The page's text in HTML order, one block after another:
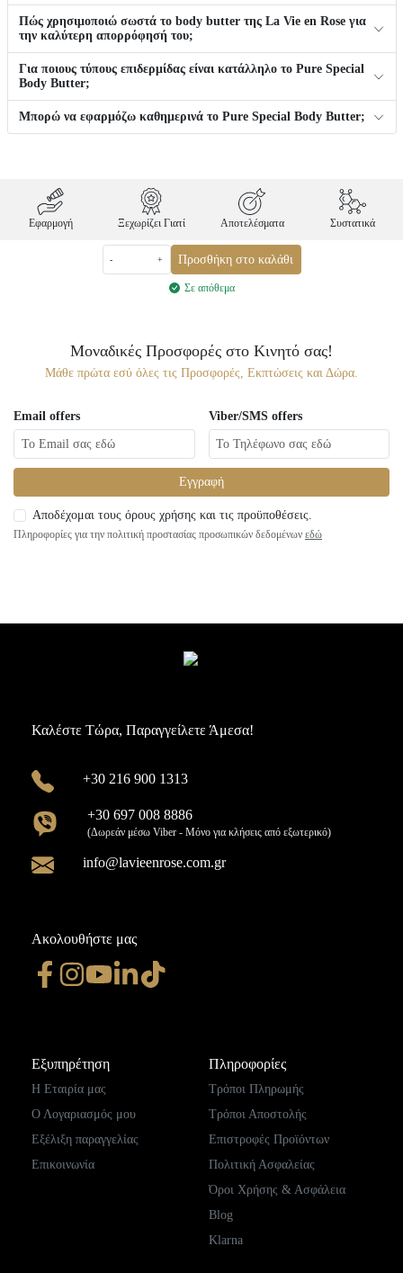
Πώς χρησιμοποιώ σωστά το body butter της La Vie en Rose για
την καλύτερη απορρόφησή του;
Για ποιους τύπους επιδερμίδας είναι κατάλληλο το Pure Special
Body Butter;
Μπορώ να εφαρμόζω καθημερινά το Pure Special Body Butter;
Εφαρμογή Ξεχωρίζει Γιατί Αποτελέσματα Συστατικά
- + Προσθήκη στο καλάθι
Σε απόθεμα
Μοναδικές Προσφορές στο Κινητό σας!
Μάθε πρώτα εσύ όλες τις Προσφορές, Εκπτώσεις και Δώρα.
Email offers Viber/SMS offers
Εγγραφή
Αποδέχομαι τους όρους χρήσης και τις προϋποθέσεις.
Πληροφορίες για την πολιτική προστασίας προσωπικών δεδομένων εδώ
Καλέστε Τώρα, Παραγγείλετε Άμεσα!
+30 216 900 1313
+30 697 008 8886
(Δωρεάν μέσω Viber - Μόνο για κλήσεις από εξωτερικό)
info@lavieenrose.com.gr
Ακολουθήστε μας
Εξυπηρέτηση
Η Εταιρία μας
Ο Λογαριασμός μου
Εξέλιξη παραγγελίας
Επικοινωνία
Πληροφορίες
Τρόποι Πληρωμής
Τρόποι Αποστολής
Επιστροφές Προϊόντων
Πολιτική Ασφαλείας
Όροι Χρήσης & Ασφάλεια
Blog
Klarna